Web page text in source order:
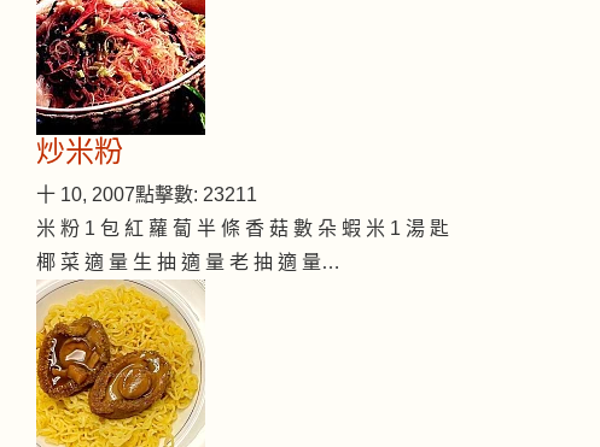
炒米粉
十 10, 2007點擊數: 23211
米 粉 1 包 紅 蘿 蔔 半 條 香 菇 數 朵 蝦 米 1 湯 匙
椰 菜 適 量 生 抽 適 量 老 抽 適 量…